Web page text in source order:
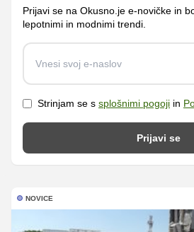
Prijavi se na Okusno.je e-novičke in
lepotnimi in modnimi trendi.
Strinjam se s splošnimi pogoji in
Prijavi se
NOVICE